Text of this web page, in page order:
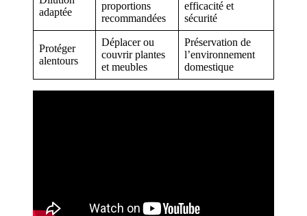
adaptée
proportions
recommandées
efficacité et
sécurité
Protéger
alentours
Déplacer ou
couvrir plantes
et meubles
Préservation de
l’environnement
domestique